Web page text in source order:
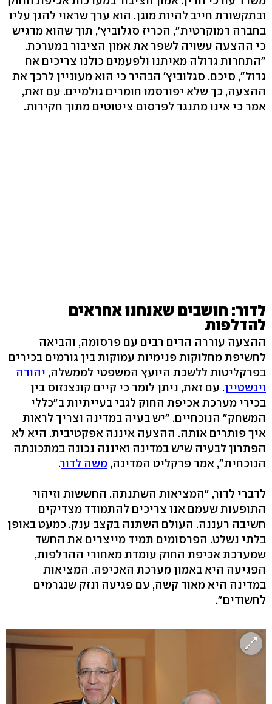
ובתקשורת חייב להיות מוגן. הוא ערך שראוי להגן עליו
בחברה דמוקרטית", הכריז סגלוביץ', תוך שהוא מדגיש
כי ההצעה עשויה לשפר את אמון הציבור במערכת.
"התחרות גדולה מאיתנו ולפעמים כולנו צריכים אח
גדול", סיכם. סגלוביץ' הבהיר כי הוא מעוניין לרכך את
ההצעה, כך שלא יפורסמו חומרים גולמיים. עם זאת,
אמר כי אינו מתנגד לפרסום ציטוטים מתוך חקירות.
לדור: חושבים שאנחנו אחראים
להדלפות
ההצעה עוררה הדים רבים עם פרסומה, והביאה
לחשיפת מחלוקות פנימיות עמוקות בין גורמים בכירים
בפרקליטות ללשכת היועץ המשפטי לממשלה, יהודה
וינשטיין. עם זאת, ניתן לומר כי קיים קונצנזוס בין
בכירי מערכת אכיפת החוק לגבי בעייתיות ב"כללי
המשחק" הנוכחיים. "יש בעיה במדינה וצריך לראות
איך פותרים אותה. ההצעה איננה אפקטיבית. היא לא
הפתרון לבעיה שיש במדינה ואיננה נכונה במתכונתה
הנוכחית", אמר פרקליט המדינה, משה לדור.
לדברי לדור, "המציאות השתנתה. החששות וזיהוי
התופעות שעמם אנו צריכים להתמודד מצדיקים
חשיבה רעננה. העולם השתנה בקצב ענק. כמעט באופן
בלתי נשלט. הפרסומים תמיד מייצרים את החשד
שמערכת אכיפת החוק עומדת מאחורי ההדלפות,
הפגיעה היא באמון מערכת האכיפה. המציאות
במדינה היא מאוד קשה, עם פגיעה ונזק שנגרמים
לחשודים".